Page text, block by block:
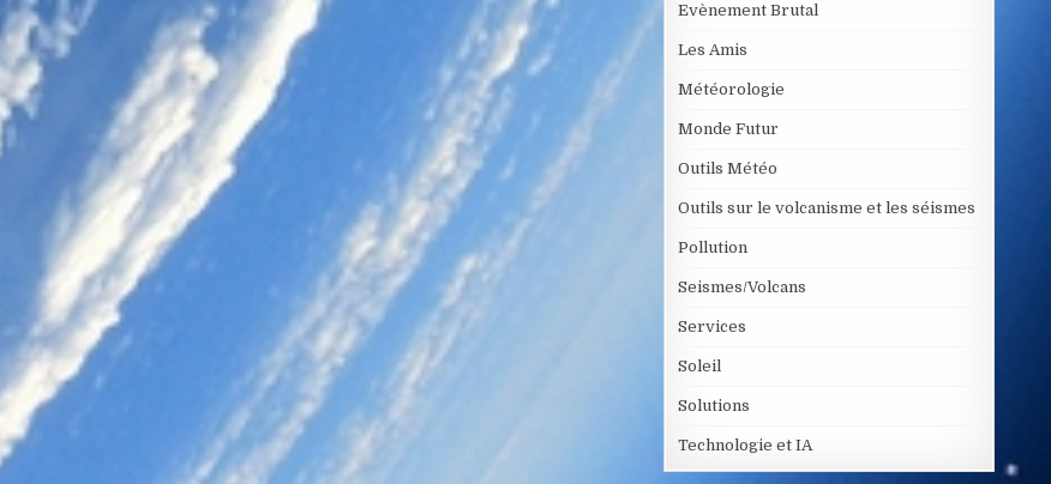
Evènement Brutal
Les Amis
Météorologie
Monde Futur
Outils Météo
Outils sur le volcanisme et les séismes
Pollution
Seismes/Volcans
Services
Soleil
Solutions
Technologie et IA